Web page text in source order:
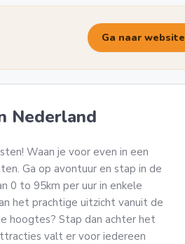
Ga naar website
Nederland
Waan je voor even in een
Ga op avontuur en stap in de
0 to 95km per uur in enkele
het prachtige uitzicht vanuit de
hoogtes? Stap dan achter het
valt er voor iedereen